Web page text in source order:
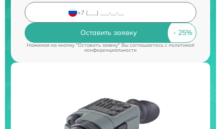
Оставить заявку
Нажимая на кнопку "Оставить заявку" Вы соглашаетесь cполитикой
конфиденциальности